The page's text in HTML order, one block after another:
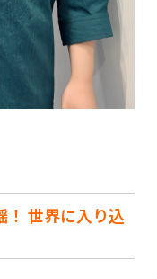
！ 世界に入り込